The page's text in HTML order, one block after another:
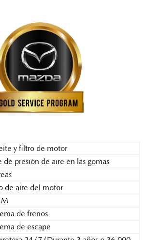
y filtro de motor
de presión de aire en las gomas
de aire del motor
de frenos
de escape